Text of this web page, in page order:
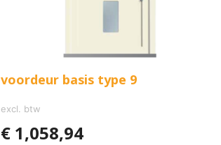
voordeur basis type 9
excl. btw
€1,058,94